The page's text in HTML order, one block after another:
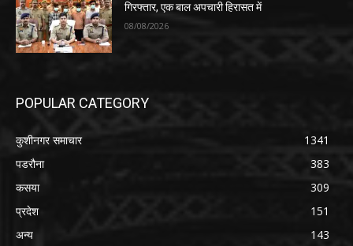
गिरफ्तार, एक बाल अपचारी हिरासत में
08/08/2026
POPULAR CATEGORY
कुशीनगर समाचार
1341
पडरौना
383
कसया
309
प्रदेश
151
अन्य
143